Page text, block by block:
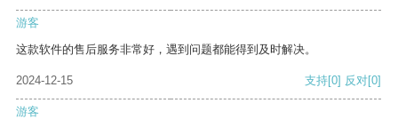
游客
这款软件的售后服务非常好，遇到问题都能得到及时解决。
2024-12-15 支持[0] 反对[0]
游客